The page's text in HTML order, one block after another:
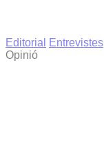
Editorial
Entrevistes
Opinió